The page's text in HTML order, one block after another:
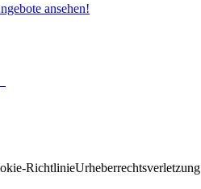
ansehen!
RichtlinieUrheberrechtsverletzung